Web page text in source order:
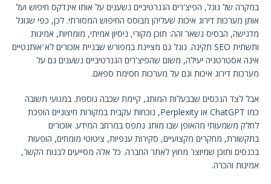
במקרה של גוגל, הפיצ'רים הגנרטיביים נשענים על אותו אינדקס חיפוש ועל
אותן מערכות דירוג איכות שעליהן מבוסס החיפוש המסורתי. לכן, כפי שגוגל
מדגישה, הבסיס נשאר זהה: תוכן מקורי, ניסיון אמיתי, מומחיות, אמינות
ותשתית SEO תקינה. גוגל גם מציינת במפורש שבניית אזכורים לא־אותנטיים
אינה אסטרטגיה יעילה, משום שהפיצ'רים הגנרטיביים נשענים גם על
מערכות דירוג איכות וגם על מערכות חסימת ספאם.
אבל לצד הנכסים שבבעלות המותג, קיימת שכבה נוספת. במנועי תשובה
כמו ChatGPT או Perplexity, נוכחות עקבית במקורות חיצוניים הופכת
לחלק משמעותי מהאופן שבו מותג נתפס במרחב המידע. אזכורים
בתקשורת, מחקרים מקצועיים, סקירות ענפיות, ציטוטי מומחים, הופעות
בכנסים ותוכן שמיוצר מחוץ לאתר החברה. כל אלה מסייעים לבנות הקשר,
אמינות והכרה.